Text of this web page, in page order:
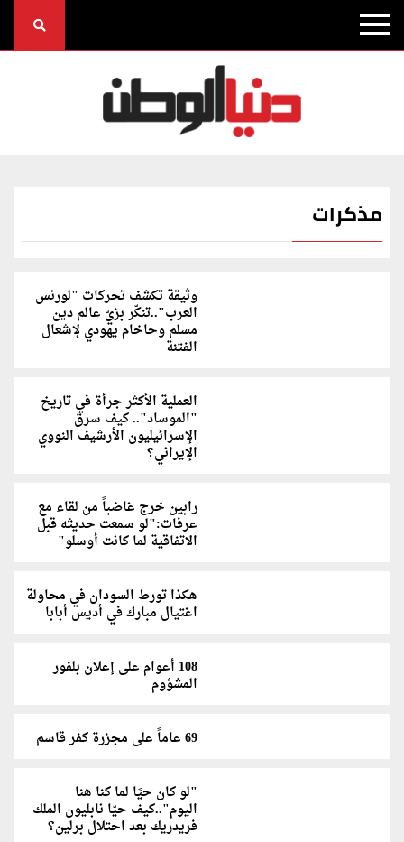
مذكرات
وثيقة تكشف تحركات "لورنس
العرب"..تنكّر بزيّ عالم دين
مسلم وحاخام يهودي لإشعال
الفتنة
العملية الأكثر جرأة في تاريخ
"الموساد".. كيف سرق
الإسرائيليون الأرشيف النووي
الإيراني؟
رابين خرج غاضباً من لقاء مع
عرفات:"لو سمعت حديثه قبل
الاتفاقية لما كانت أوسلو"
هكذا تورط السودان في محاولة
اغتيال مبارك في أديس أبابا
108 أعوام على إعلان بلفور
المشؤوم
69 عاماً على مجزرة كفر قاسم
"لو كان حيًا لما كنا هنا
اليوم"..كيف حيّا نابليون الملك
فريدريك بعد احتلال برلين؟